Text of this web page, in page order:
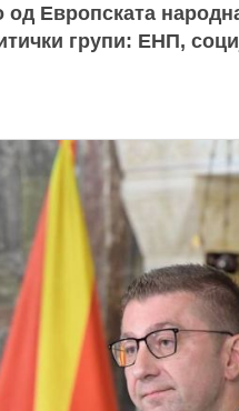
Европската
групи: ЕНП,